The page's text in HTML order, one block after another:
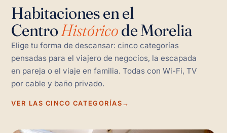
Habitaciones en el
CentroHistóricode Morelia
Elige tu forma de descansar: cinco categorías
pensadas para el viajero de negocios, la escapada
en pareja o el viaje en familia. Todas con Wi-Fi, TV
por cable y baño privado.
VER LAS CINCO CATEGORÍAS →